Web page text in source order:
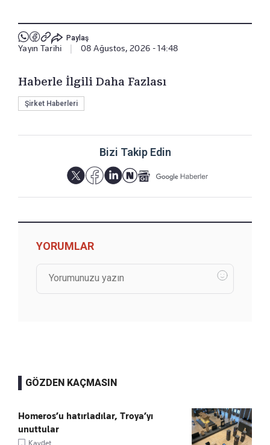
Paylaş
Yayın Tarihi 08 Ağustos, 2026 - 14:48
Haberle İlgili Daha Fazlası
Şirket Haberleri
Bizi Takip Edin
YORUMLAR
GÖZDEN KAÇMASIN
Homeros’u hatırladılar, Troya’yı
unuttular
Kaydet